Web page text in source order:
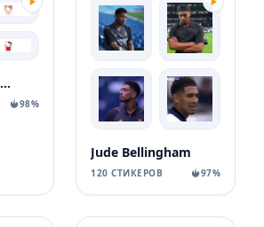
Burning Salmon Deer
98%
Jude Bellingham
120 СТИКЕРОВ 97%